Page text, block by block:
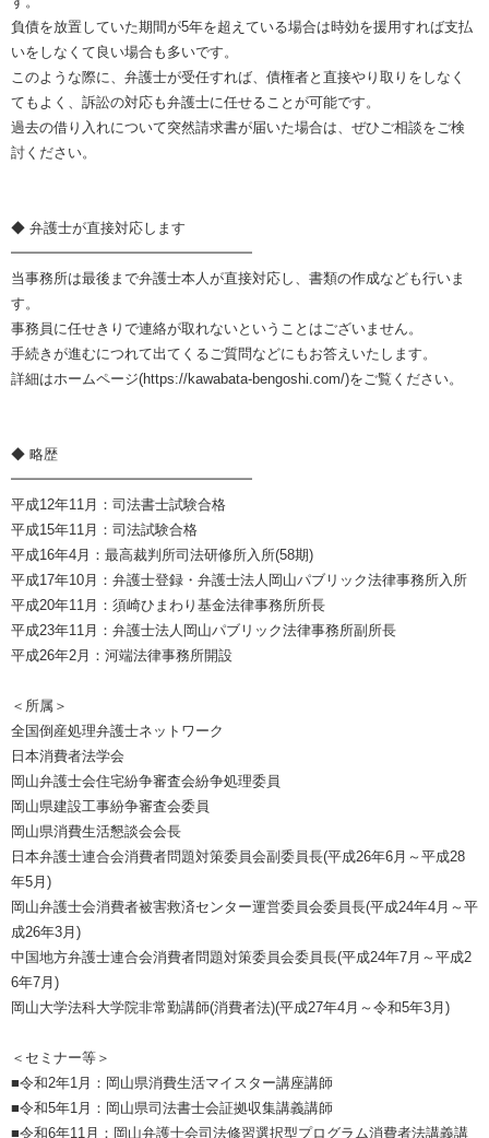
負債を放置していた期間が5年を超えている場合は時効を援用すれば支払
いをしなくて良い場合も多いです。
このような際に、弁護士が受任すれば、債権者と直接やり取りをしなく
てもよく、訴訟の対応も弁護士に任せることが可能です。
過去の借り入れについて突然請求書が届いた場合は、ぜひご相談をご検
討ください。
◆ 弁護士が直接対応します
━━━━━━━━━━━━━━━━━
当事務所は最後まで弁護士本人が直接対応し、書類の作成なども行いま
す。
事務員に任せきりで連絡が取れないということはございません。
手続きが進むにつれて出てくるご質問などにもお答えいたします。
詳細はホームページ(https://kawabata-bengoshi.com/)をご覧ください。
◆ 略歴
━━━━━━━━━━━━━━━━━
平成12年11月：司法書士試験合格
平成15年11月：司法試験合格
平成16年4月：最高裁判所司法研修所入所(58期)
平成17年10月：弁護士登録・弁護士法人岡山パブリック法律事務所入所
平成20年11月：須崎ひまわり基金法律事務所所長
平成23年11月：弁護士法人岡山パブリック法律事務所副所長
平成26年2月：河端法律事務所開設
＜所属＞
全国倒産処理弁護士ネットワーク
日本消費者法学会
岡山弁護士会住宅紛争審査会紛争処理委員
岡山県建設工事紛争審査会委員
岡山県消費生活懇談会会長
日本弁護士連合会消費者問題対策委員会副委員長(平成26年6月～平成28
年5月)
岡山弁護士会消費者被害救済センター運営委員会委員長(平成24年4月～平
成26年3月)
中国地方弁護士連合会消費者問題対策委員会委員長(平成24年7月～平成2
6年7月)
岡山大学法科大学院非常勤講師(消費者法)(平成27年4月～令和5年3月)
＜セミナー等＞
■令和2年1月：岡山県消費生活マイスター講座講師
■令和5年1月：岡山県司法書士会証拠収集講義講師
■令和6年11月：岡山弁護士会司法修習選択型プログラム消費者法講義講